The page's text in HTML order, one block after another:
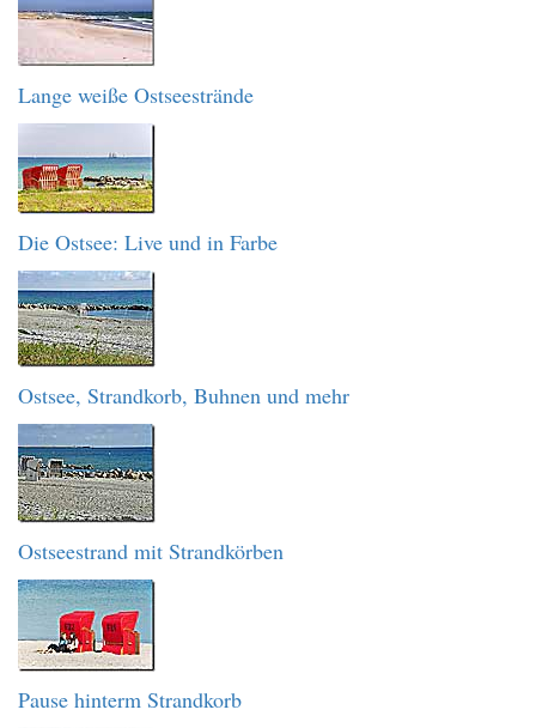
Lange weiße Ostseestrände
Die Ostsee: Live und in Farbe
Ostsee, Strandkorb, Buhnen und mehr
Ostseestrand mit Strandkörben
Pause hinterm Strandkorb